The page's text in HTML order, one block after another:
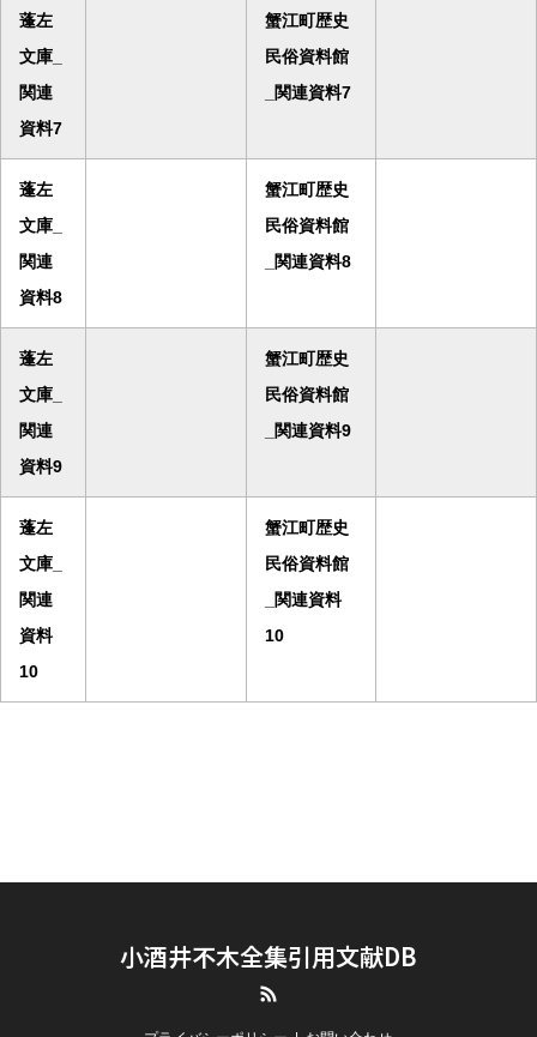
蓬左
文庫_
関連
資料7
蟹江町歴史
民俗資料館
_関連資料7
蓬左
文庫_
関連
資料8
蟹江町歴史
民俗資料館
_関連資料8
蓬左
文庫_
関連
資料9
蟹江町歴史
民俗資料館
_関連資料9
蓬左
文庫_
関連
資料
10
蟹江町歴史
民俗資料館
_関連資料
10
小酒井不木全集引用文献DB